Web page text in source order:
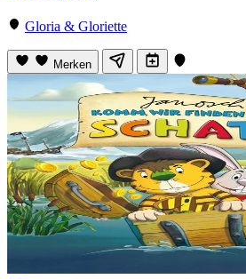
Gloria & Gloriette
Merken